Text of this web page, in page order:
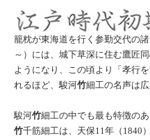
籠枕が東海道を行く参勤交代の
～）には、城下草深に住む鷹匠
ようになり、この頃より「孝行を
れるほど、駿河竹細工の名声は
駿河竹細工の中でも最も特徴の
竹千筋細工は、天保11年（1840